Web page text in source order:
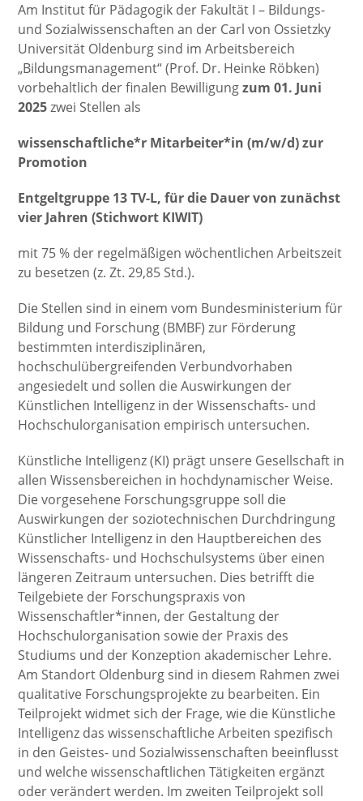
Am Institut für Pädagogik der Fakultät I – Bildungs-
und Sozialwissenschaften an der Carl von Ossietzky
Universität Oldenburg sind im Arbeitsbereich
„Bildungsmanagement“ (Prof. Dr. Heinke Röbken)
vorbehaltlich der finalen Bewilligungzum 01. Juni
2025zwei Stellen als
wissenschaftliche*r Mitarbeiter*in (m/w/d)zur
Promotion
Entgeltgruppe 13 TV-L, für die Dauer von zunächst
vier Jahren (Stichwort KIWIT)
mit 75 % der regelmäßigen wöchentlichen Arbeitszeit
zu besetzen (z. Zt. 29,85 Std.).
Die Stellen sind in einem vom Bundesministerium für
Bildung und Forschung (BMBF) zur Förderung
bestimmten interdisziplinären,
hochschulübergreifenden Verbundvorhaben
angesiedelt und sollen die Auswirkungen der
Künstlichen Intelligenz in der Wissenschafts- und
Hochschulorganisation empirisch untersuchen.
Künstliche Intelligenz (KI) prägt unsere Gesellschaft in
allen Wissensbereichen in hochdynamischer Weise.
Die vorgesehene Forschungsgruppe soll die
Auswirkungen der soziotechnischen Durchdringung
Künstlicher Intelligenz in den Hauptbereichen des
Wissenschafts- und Hochschulsystems über einen
längeren Zeitraum untersuchen. Dies betrifft die
Teilgebiete der Forschungspraxis von
Wissenschaftler*innen, der Gestaltung der
Hochschulorganisation sowie der Praxis des
Studiums und der Konzeption akademischer Lehre.
Am Standort Oldenburg sind in diesem Rahmen zwei
qualitative Forschungsprojekte zu bearbeiten. Ein
Teilprojekt widmet sich der Frage, wie die Künstliche
Intelligenz das wissenschaftliche Arbeiten spezifisch
in den Geistes- und Sozialwissenschaften beeinflusst
und welche wissenschaftlichen Tätigkeiten ergänzt
oder verändert werden. Im zweiten Teilprojekt soll